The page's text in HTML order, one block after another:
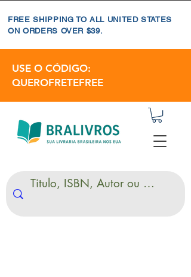
FREE SHIPPING TO ALL UNITED STATES
ON ORDERS OVER $39.
USE O CÓDIGO:
QUEROFRETEFREE